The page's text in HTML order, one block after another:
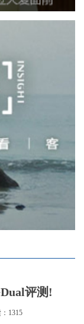
评测!
1315